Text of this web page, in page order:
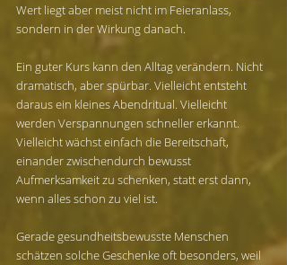
Wert liegt aber meist nicht im Feieranlass,
sondern in der Wirkung danach.
Ein guter Kurs kann den Alltag verändern. Nicht
dramatisch, aber spürbar. Vielleicht entsteht
daraus ein kleines Abendritual. Vielleicht
werden Verspannungen schneller erkannt.
Vielleicht wächst einfach die Bereitschaft,
einander zwischendurch bewusst
Aufmerksamkeit zu schenken, statt erst dann,
wenn alles schon zu viel ist.
Gerade gesundheitsbewusste Menschen
schätzen solche Geschenke oft besonders, weil